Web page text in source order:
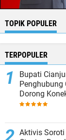
TOPIK POPULER
TERPOPULER
Bupati
Dorong
Ekonomi
Aktivis Soroti